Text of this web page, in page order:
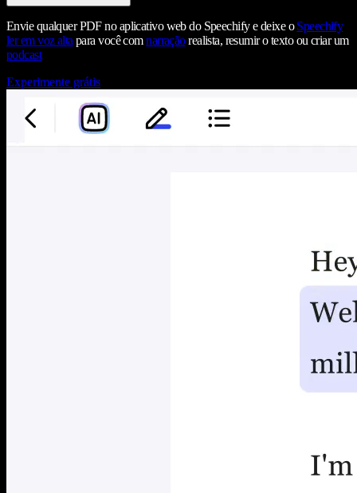
Envie qualquer PDF no aplicativo web do Speechify e deixe oSpeechify
ler em voz alta para você comnarraçãorealista, resumir o texto ou criar um
podcast
Experimente grátis